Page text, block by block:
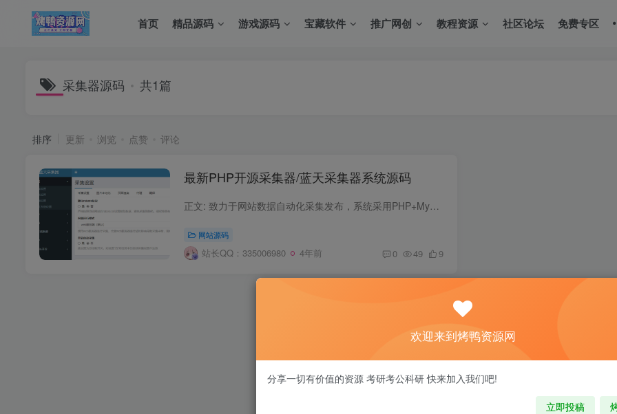
首页 精品源码 游戏源码 宝藏软件 推广网创 教程资源 社区论坛 免费专区
采集器源码 共1篇
排序 更新 浏览 点赞 评论
最新PHP开源采集器/蓝天采集器系统源码
正文: 致力于网站数据自动化采集发布，系统采用PHP+MySQL开发，可部署在云端服务器，使数据采集便捷化，智能化，云端化。
网站源码
站长QQ：335006980 4年前 0 49 9
欢迎来到烤鸭资源网
分享一切有价值的资源 考研考公科研 快来加入我们吧!
立即投稿